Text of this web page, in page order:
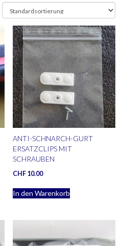
ANTI-SCHNARCH-GURT
ERSATZCLIPS MIT
SCHRAUBEN
CHF 10.00
In den Warenkorb